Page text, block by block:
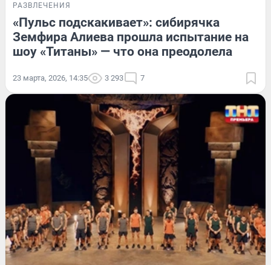
РАЗВЛЕЧЕНИЯ
«Пульс подскакивает»: сибирячка
Земфира Алиева прошла испытание на
шоу «Титаны» — что она преодолела
23 марта, 2026, 14:35 3 293 7